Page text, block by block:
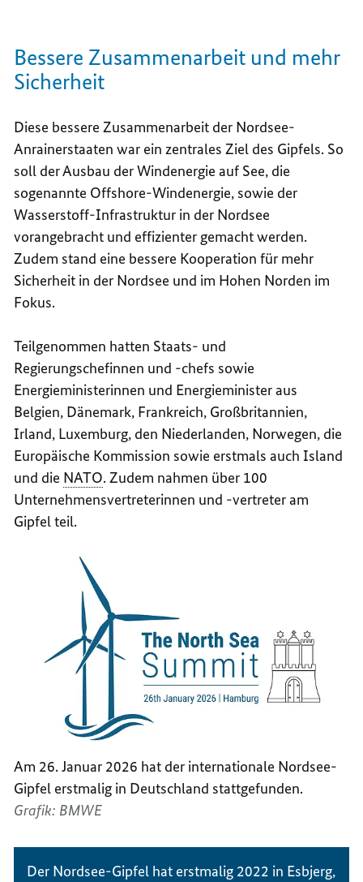
Bessere Zusammenarbeit und mehr
Sicherheit
Diese bessere Zusammenarbeit der Nordsee-
Anrainerstaaten war ein zentrales Ziel des Gipfels. So
soll der Ausbau der Windenergie auf See, die
sogenannte Offshore-Windenergie, sowie der
Wasserstoff-Infrastruktur in der Nordsee
vorangebracht und effizienter gemacht werden.
Zudem stand eine bessere Kooperation für mehr
Sicherheit in der Nordsee und im Hohen Norden im
Fokus.
Teilgenommen hatten Staats- und
Regierungschefinnen und -chefs sowie
Energieministerinnen und Energieminister aus
Belgien, Dänemark, Frankreich, Großbritannien,
Irland, Luxemburg, den Niederlanden, Norwegen, die
Europäische Kommission sowie erstmals auch Island
und die NATO. Zudem nahmen über 100
Unternehmensvertreterinnen und -vertreter am
Gipfel teil.
Am 26. Januar 2026 hat der internationale Nordsee-
Gipfel erstmalig in Deutschland stattgefunden.
Grafik: BMWE
Der Nordsee-Gipfel hat erstmalig 2022 in Esbjerg,